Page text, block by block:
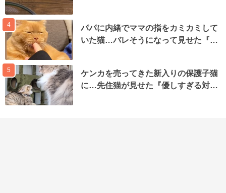
4
パパに内緒でママの指をカミカミして
いた猫…バレそうになって見せた『…
5
ケンカを売ってきた新入りの保護子猫
に…先住猫が見せた『優しすぎる対…